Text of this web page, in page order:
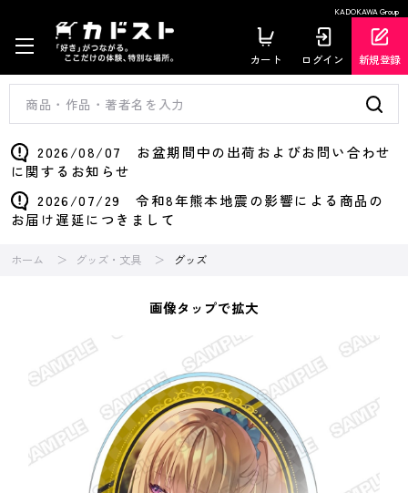
KADOKAWA Group
カート ログイン 新規登録
2026/08/07 お盆期間中の出荷およびお問い合わせ
に関するお知らせ
2026/07/29 令和8年熊本地震の影響による商品の
お届け遅延につきまして
ホーム グッズ・文具 グッズ
画像タップで拡大